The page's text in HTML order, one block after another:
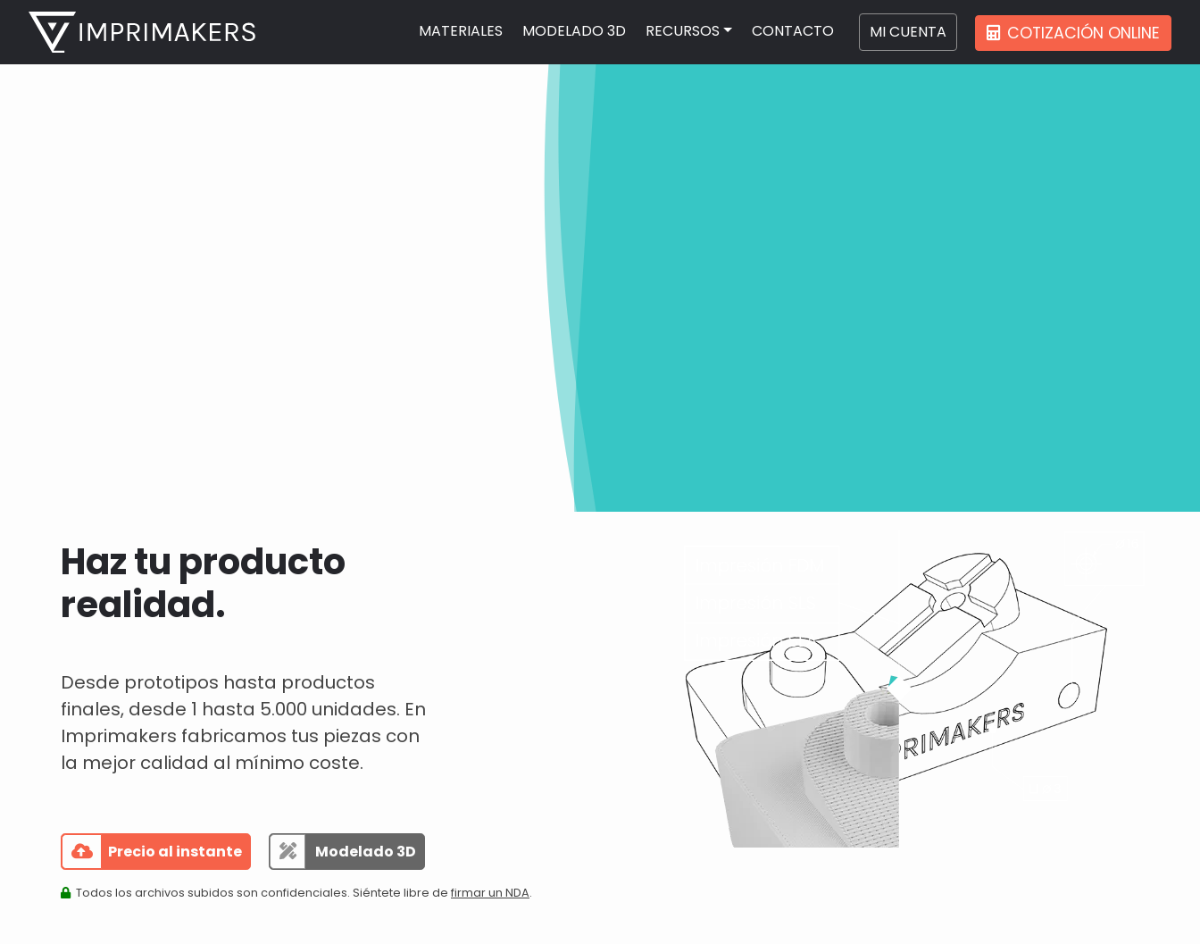
MATERIALES MODELADO 3D RECURSOS CONTACTO MI CUENTA COTIZACIÓN ONLINE
Haz tu producto
realidad.
Desde prototipos hasta productos
finales, desde 1 hasta 5.000 unidades. En
Imprimakers fabricamos tus piezas con
la mejor calidad al mínimo coste.
Precio al instante Modelado 3D
Todos los archivos subidos son confidenciales. Siéntete libre de firmar un NDA.